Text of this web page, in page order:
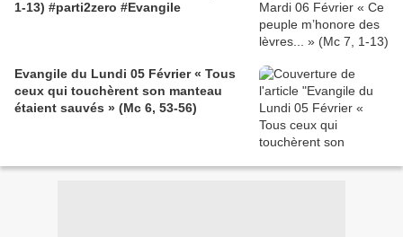
1-13) #parti2zero #Evangile
Evangile du Lundi 05 Février « Tous
ceux qui touchèrent son manteau
étaient sauvés » (Mc 6, 53-56)